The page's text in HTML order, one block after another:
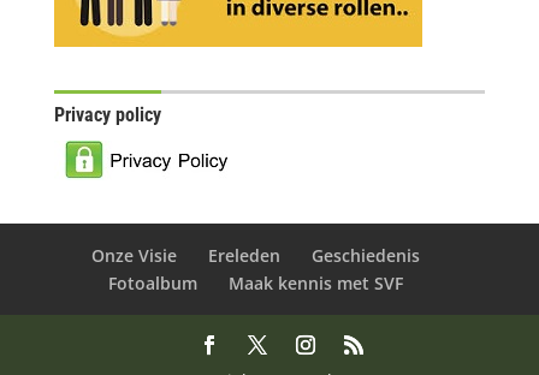
Privacy policy
Onze Visie Ereleden
Geschiedenis
Fotoalbum
Maak kennis met SVF